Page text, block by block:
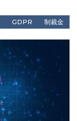
GDPR 制裁金